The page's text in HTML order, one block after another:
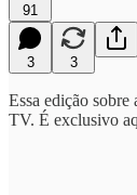
91
3 3
Essa edição sobre
TV. É exclusivo